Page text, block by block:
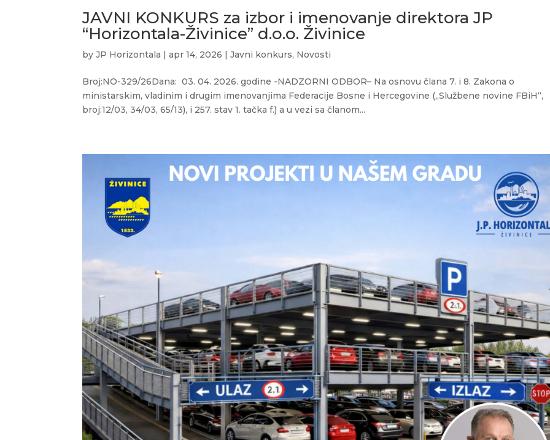
JAVNI KONKURS za izbor i imenovanje direktora JP
“Horizontala-Živinice” d.o.o. Živinice
byJP Horizontala |apr 14, 2026 |Javni konkurs, Novosti
Broj:NO-329/26Dana: 03. 04. 2026. godine -NADZORNI ODBOR– Na osnovu člana 7. i 8. Zakona o
ministarskim, vladinim i drugim imenovanjima Federacije Bosne i Hercegovine („Službene novine FBiH“,
broj:12/03, 34/03, 65/13), i 257. stav 1. tačka f.) a u vezi sa članom...